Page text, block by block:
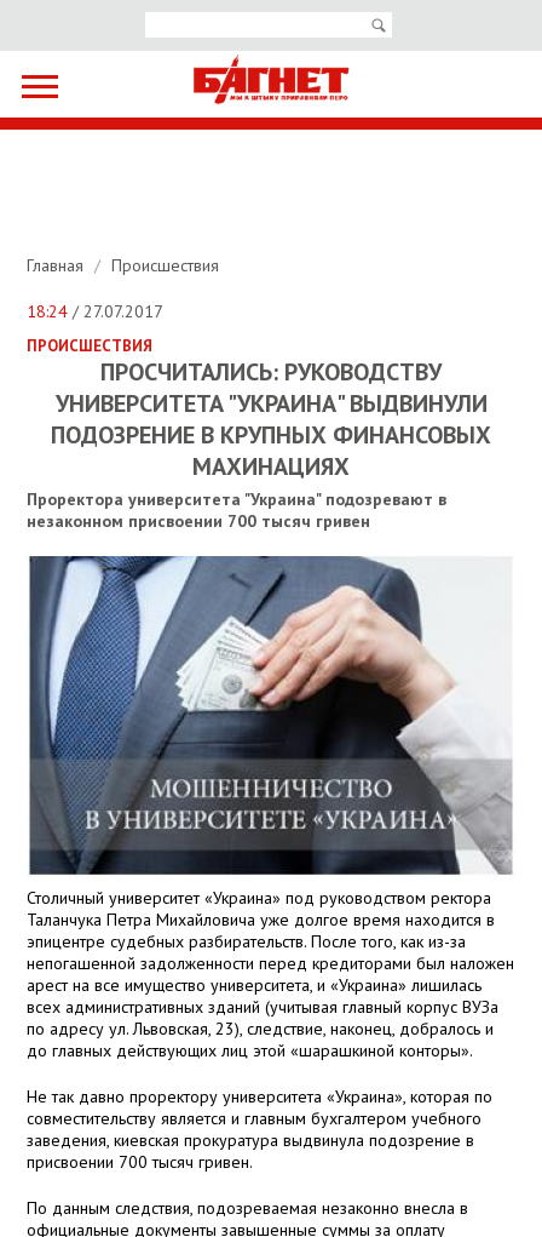
Главная / Происшествия
18:24 / 27.07.2017
ПРОИСШЕСТВИЯ
ПРОСЧИТАЛИСЬ: РУКОВОДСТВУ
УНИВЕРСИТЕТА "УКРАИНА" ВЫДВИНУЛИ
ПОДОЗРЕНИЕ В КРУПНЫХ ФИНАНСОВЫХ
МАХИНАЦИЯХ
Проректора университета "Украина" подозревают в
незаконном присвоении 700 тысяч гривен
Столичный университет «Украина» под руководством ректора
Таланчука Петра Михайловича уже долгое время находится в
эпицентре судебных разбирательств. После того, как из-за
непогашенной задолженности перед кредиторами был наложен
арест на все имущество университета, и «Украина» лишилась
всех административных зданий (учитывая главный корпус ВУЗа
по адресу ул. Львовская, 23), следствие, наконец, добралось и
до главных действующих лиц этой «шарашкиной конторы».
Не так давно проректору университета «Украина», которая по
совместительству является и главным бухгалтером учебного
заведения, киевская прокуратура выдвинула подозрение в
присвоении 700 тысяч гривен.
По данным следствия, подозреваемая незаконно внесла в
официальные документы завышенные суммы за оплату